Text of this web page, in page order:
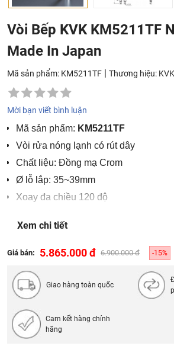
Vòi Bếp KVK KM5211TF
Made In Japan
Mã sản phẩm: KM5211TF | Thương hiệu: KVK
Mời bạn viết bình luận
Mã sản phẩm: KM5211TF
Vòi rửa nóng lạnh có rút dây
Chất liệu: Đồng mạ Crom
Ø lỗ lắp: 35~39mm
Xoay đa chiều 120 độ
Dễ dàng tháo ra để vệ sinh
Xem chi tiết
Giá bán: 5.865.000 đ 6.900.000 đ -15%
Giao hàng toàn quốc
Cam kết hàng chính
hãng